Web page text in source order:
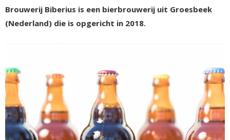
Brouwerij Biberius is een bierbrouwerij uit Groesbeek
(Nederland) die is opgericht in 2018.